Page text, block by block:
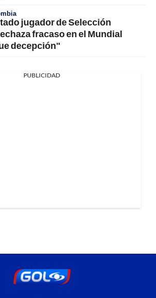
jugador de Selección
fracaso en el Mundial
decepción"
PUBLICIDAD